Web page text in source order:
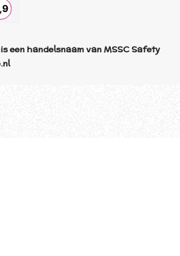
een handelsnaam van MSSC Safety